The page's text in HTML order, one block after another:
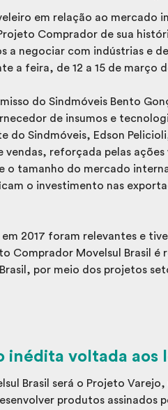
em relação ao mercado
Comprador de sua
a negociar com indústrias e
a feira, de 12 a 15 de março
do Sindmóveis Bento
de insumos e
do Sindmóveis, Edson
reforçada pelas
o tamanho do mercado
o investimento nas
2017 foram relevantes e
Comprador Movelsul Brasil é
por meio dos projetos
inédita voltada aos
Brasil será o Projeto
produtos assinados